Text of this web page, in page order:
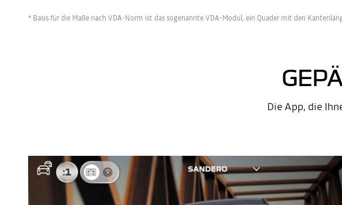
* Basis für die Maße nach VDA-Norm ist das sogenannte VDA-Modul, ein Quader mit den
Die App, die